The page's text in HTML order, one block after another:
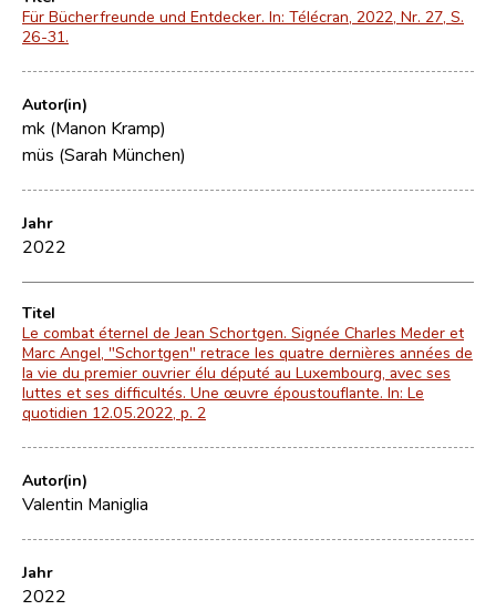
Für Bücherfreunde und Entdecker. In: Télécran, 2022, Nr. 27, S.
26-31.
Autor(in)
mk (Manon Kramp)
müs (Sarah München)
Jahr
2022
Titel
Le combat éternel de Jean Schortgen. Signée Charles Meder et
Marc Angel, "Schortgen" retrace les quatre dernières années de
la vie du premier ouvrier élu député au Luxembourg, avec ses
luttes et ses difficultés. Une œuvre époustouflante. In: Le
quotidien 12.05.2022, p. 2
Autor(in)
Valentin Maniglia
Jahr
2022